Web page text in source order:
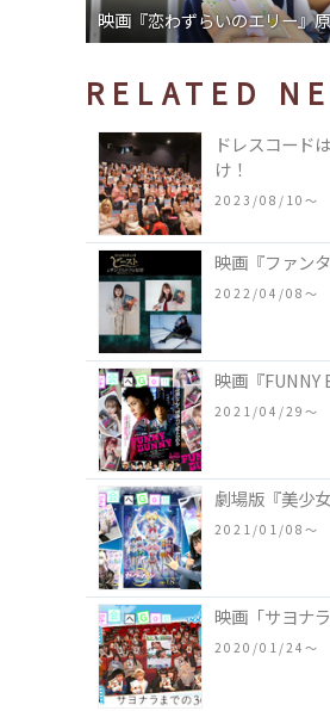
映画『恋わずらいのエリー』
RELATED
ドレスコード
け！
2023/08/10〜
映画『ファン
2022/04/08〜
映画『FUNNY
2021/04/29〜
劇場版『美少
2021/01/08〜
映画「サヨナ
2020/01/24〜